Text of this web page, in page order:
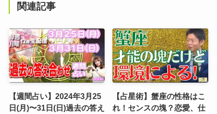
関連記事
【週間占い】2024年3月25
日(月)〜31日(日)過去の答え
【占星術】蟹座の性格はこ
れ！センスの塊？恋愛、仕